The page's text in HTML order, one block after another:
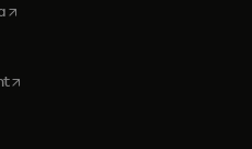
opens in a new tab
a new tab
opens in a new tab
in a new tab